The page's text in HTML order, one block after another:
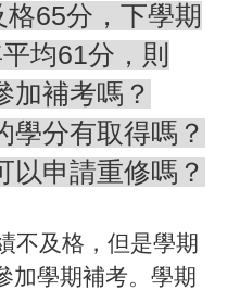
65分，下學期
均61分，則
加補考嗎？
學分有取得嗎？
以申請重修嗎？
不及格，但是學期
加學期補考。學期